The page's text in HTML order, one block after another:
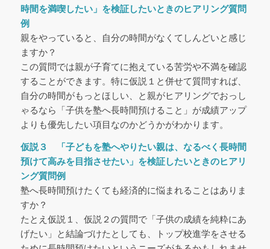
時間を満喫したい」を検証したいときのヒアリング質問
例
親をやっていると、自分の時間がなくてしんどいと感じ
ますか？
この質問では親が子育てに抱えている苦労や不満を確認
することができます。特に仮説１と併せて質問すれば、
自分の時間がもっとほしい、と親がヒアリングでおっし
ゃるなら「子供を塾へ長時間預けること」が成績アップ
よりも優先したい項目なのかどうかがわかります。
仮説３ 「子どもを塾へやりたい親は、なるべく長時間
預けて高みを目指させたい」を検証したいときのヒアリ
ング質問例
塾へ長時間預けたくても経済的に悩まれることはありま
すか？
たとえ仮説１、仮説２の質問で「子供の成績を純粋にあ
げたい」と結論づけたとしても、トップ校進学をさせる